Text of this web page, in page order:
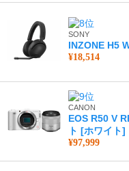
SONY
INZONE H5
¥18,514
CANON
EOS R50 V
ト [ホワイト]
¥97,999